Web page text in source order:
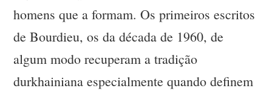
homens que a formam. Os primeiros escritos
de Bourdieu, os da década de 1960, de
algum modo recuperam a tradição
durkhainiana especialmente quando definem